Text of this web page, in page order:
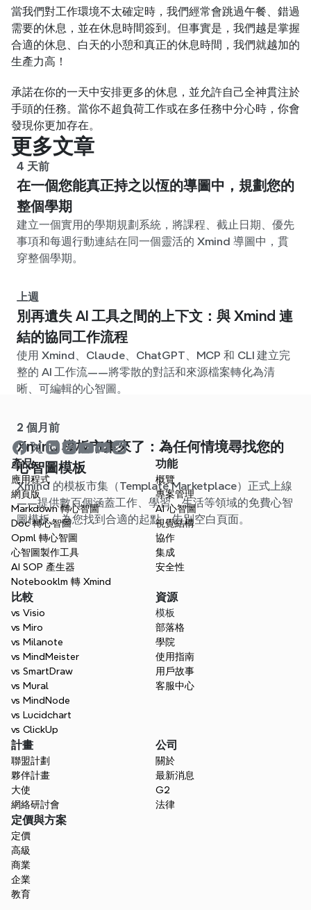
當我們對工作環境不太確定時，我們經常會跳過午餐、錯過
需要的休息，並在休息時間簽到。但事實是，我們越是掌握
合適的休息、白天的小憩和真正的休息時間，我們就越加的
生產力高！
承諾在你的一天中安排更多的休息，並允許自己全神貫注於
手頭的任務。當你不超負荷工作或在多任務中分心時，你會
發現你更加存在。
更多文章
4 天前
在一個您能真正持之以恆的導圖中，規劃您的
整個學期
建立一個實用的學期規劃系統，將課程、截止日期、優先
事項和每週行動連結在同一個靈活的 Xmind 導圖中，貫
穿整個學期。
上週
別再遺失 AI 工具之間的上下文：與 Xmind 連
結的協同工作流程
使用 Xmind、Claude、ChatGPT、MCP 和 CLI 建立完
整的 AI 工作流——將零散的對話和來源檔案轉化為清
晰、可編輯的心智圖。
2 個月前
Xmind 模板市集來了：為任何情境尋找您的
心智圖模板
Xmind 的模板市集（Template Marketplace）正式上線
——提供數百個涵蓋工作、學習、生活等領域的免費心智
圖模板。為您找到合適的起點，告別空白頁面。
產品
應用程式
網頁版
Markdown 轉心智圖
Doc 轉心智圖
Opml 轉心智圖
心智圖製作工具
AI SOP 產生器
Notebooklm 轉 Xmind
功能
概覽
專案管理
AI 心智圖
視覺結構
協作
集成
安全性
比較
vs Visio
vs Miro
vs Milanote
vs MindMeister
vs SmartDraw
vs Mural
vs MindNode
vs Lucidchart
vs ClickUp
資源
模板
部落格
學院
使用指南
用戶故事
客服中心
計畫
聯盟計劃
夥伴計畫
大使
網絡研討會
公司
關於
最新消息
G2
法律
定價與方案
定價
高級
商業
企業
教育